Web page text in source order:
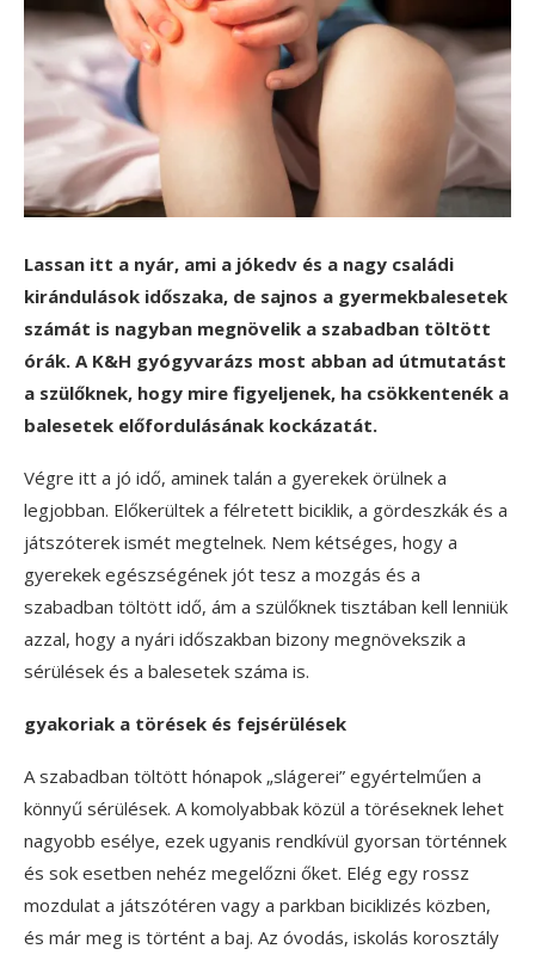
Lassan itt a nyár, ami a jókedv és a nagy családi
kirándulások időszaka, de sajnos a gyermekbalesetek
számát is nagyban megnövelik a szabadban töltött
órák. A K&H gyógyvarázs most abban ad útmutatást
a szülőknek, hogy mire figyeljenek, ha csökkentenék a
balesetek előfordulásának kockázatát.
Végre itt a jó idő, aminek talán a gyerekek örülnek a
legjobban. Előkerültek a félretett biciklik, a gördeszkák és a
játszóterek ismét megtelnek. Nem kétséges, hogy a
gyerekek egészségének jót tesz a mozgás és a
szabadban töltött idő, ám a szülőknek tisztában kell lenniük
azzal, hogy a nyári időszakban bizony megnövekszik a
sérülések és a balesetek száma is.
gyakoriak a törések és fejsérülések
A szabadban töltött hónapok „slágerei” egyértelműen a
könnyű sérülések. A komolyabbak közül a töréseknek lehet
nagyobb esélye, ezek ugyanis rendkívül gyorsan történnek
és sok esetben nehéz megelőzni őket. Elég egy rossz
mozdulat a játszótéren vagy a parkban biciklizés közben,
és már meg is történt a baj. Az óvodás, iskolás korosztály